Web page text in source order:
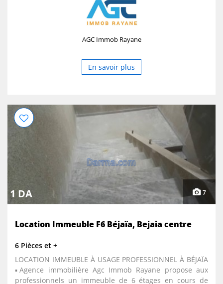
AGC Immob Rayane
En savoir plus
1 DA 7
Location Immeuble F6 Béjaïa, Bejaia centre
6 Pièces et +
LOCATION IMMEUBLE À USAGE PROFESSIONNEL À BÉJAÏA
▪️Agence immobilière Agc Immob Rayane propose aux
professionnels un immeuble de 6 étages en cours de